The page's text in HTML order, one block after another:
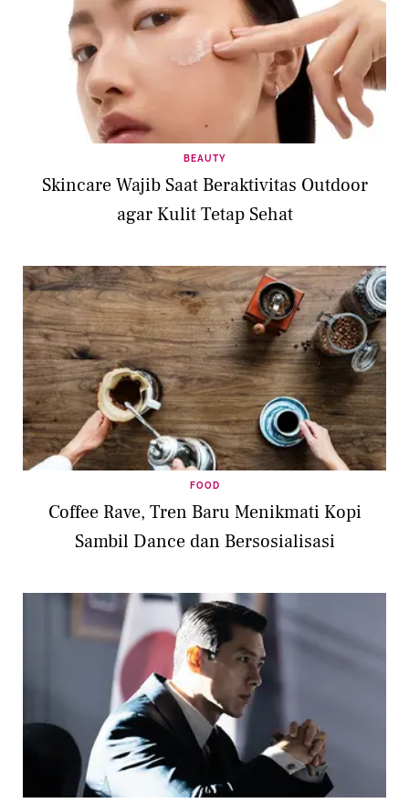
BEAUTY
Skincare Wajib Saat Beraktivitas Outdoor
agar Kulit Tetap Sehat
FOOD
Coffee Rave, Tren Baru Menikmati Kopi
Sambil Dance dan Bersosialisasi